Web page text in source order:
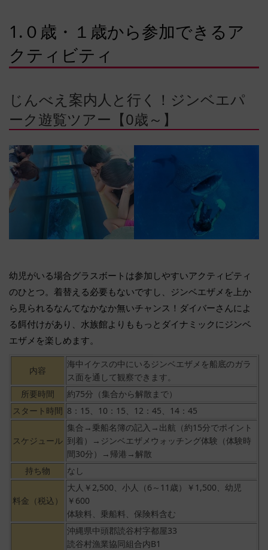
1.０歳・１歳から参加できるア
クティビティ
じんべえ案内人と行く！ジンベエパ
ーク遊覧ツアー【0歳～】
幼児がいる場合グラスボートは参加しやすいアクティビティ
のひとつ。着替える必要もないですし、ジンベエザメを上か
ら見られるなんてなかなか無いチャンス！ダイバーさんによ
る餌付けがあり、水族館よりももっとダイナミックにジンベ
エザメを楽しめます。
内容
海中イケスの中にいるジンベエザメを船底のガラ
ス面を通して観察できます。
所要時間
約75分（集合から解散まで）
スタート時間 8：15、10：15、12：45、14：45
スケジュール
集合→乗船名簿の記入→出航（約15分でポイント
到着）→ジンベエザメウォッチング体験（体験時
間30分）→帰港→解散
持ち物
なし
料金（税込）
大人￥2,500、小人（6～11歳）￥1,500、幼児
￥600
体験料、乗船料、保険料含む
沖縄県中頭郡読谷村字都屋33
読谷村漁業協同組合内B1